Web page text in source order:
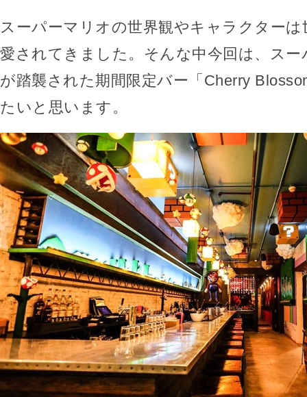
スーパーマリオの世界観やキャラクターは
愛されてきました。そんな中今回は、ス
が踏襲された期間限定バー「Cherry
たいと思います。